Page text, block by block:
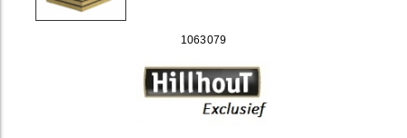
1063079